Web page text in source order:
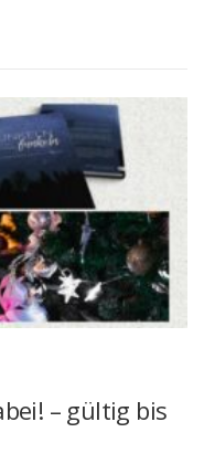
– gültig bis